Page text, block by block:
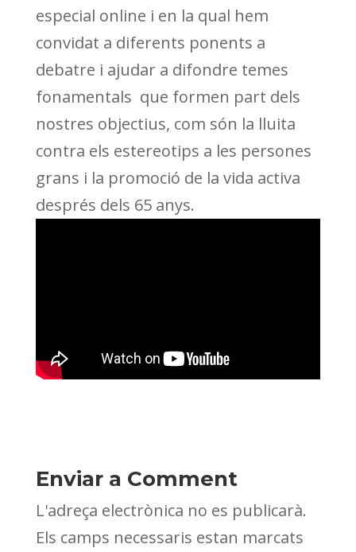
especial online i en la qual hem
convidat a diferents ponents a
debatre i ajudar a difondre temes
fonamentals que formen part dels
nostres objectius, com són la lluita
contra els estereotips a les persones
grans i la promoció de la vida activa
després dels 65 anys.
Enviar a Comment
L'adreça electrònica no es publicarà.
Els camps necessaris estan marcats